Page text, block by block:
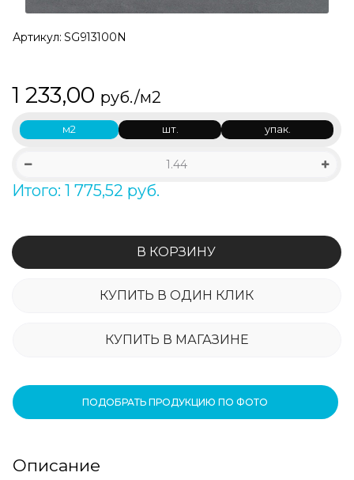
Артикул: SG913100N
1 233,00 руб./м2
м2 шт. упак.
Итого: 1 775,52 руб.
В КОРЗИНУ
КУПИТЬ В ОДИН КЛИК
КУПИТЬ В МАГАЗИНЕ
ПОДОБРАТЬ ПРОДУКЦИЮ ПО ФОТО
Описание